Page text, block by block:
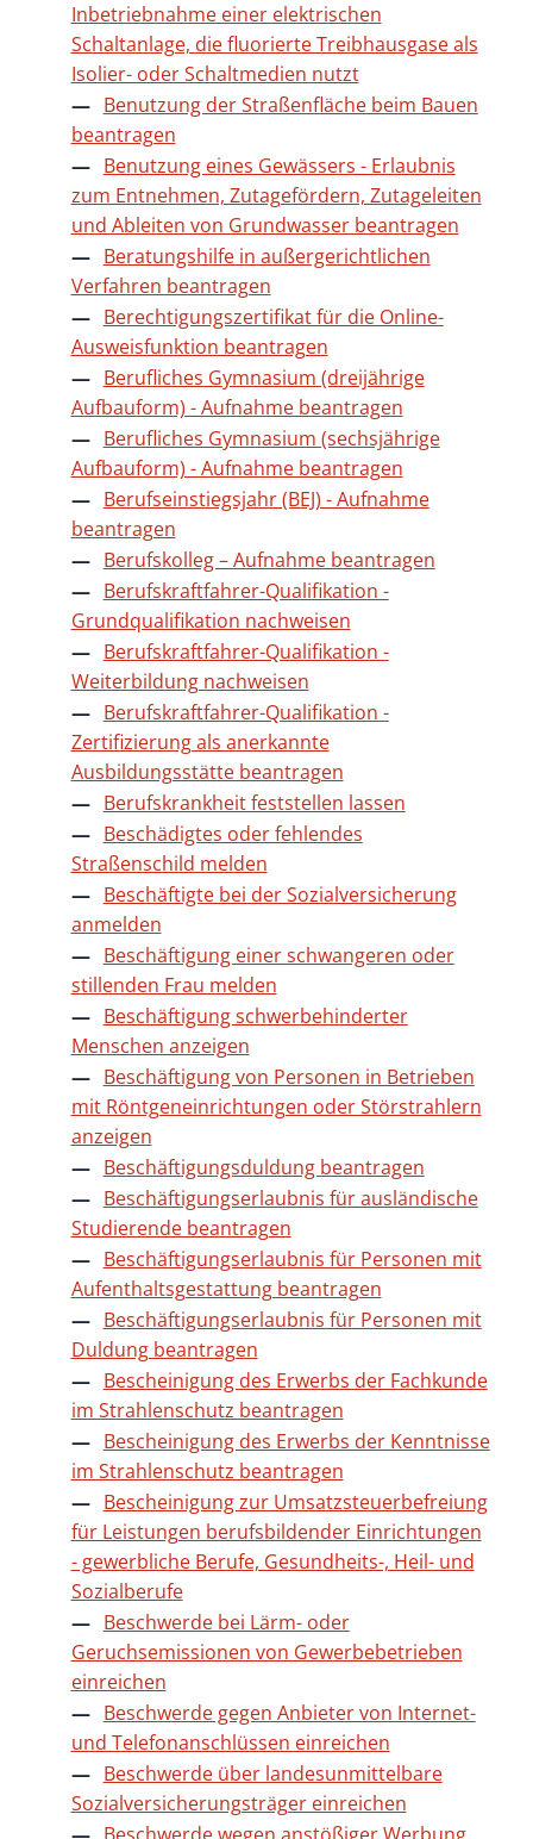
Inbetriebnahme einer elektrischen
Schaltanlage, die fluorierte Treibhausgase als
Isolier- oder Schaltmedien nutzt
Benutzung der Straßenfläche beim Bauen
beantragen
Benutzung eines Gewässers - Erlaubnis
zum Entnehmen, Zutagefördern, Zutageleiten
und Ableiten von Grundwasser beantragen
Beratungshilfe in außergerichtlichen
Verfahren beantragen
Berechtigungszertifikat für die Online-
Ausweisfunktion beantragen
Berufliches Gymnasium (dreijährige
Aufbauform) - Aufnahme beantragen
Berufliches Gymnasium (sechsjährige
Aufbauform) - Aufnahme beantragen
Berufseinstiegsjahr (BEJ) - Aufnahme
beantragen
Berufskolleg – Aufnahme beantragen
Berufskraftfahrer-Qualifikation -
Grundqualifikation nachweisen
Berufskraftfahrer-Qualifikation -
Weiterbildung nachweisen
Berufskraftfahrer-Qualifikation -
Zertifizierung als anerkannte
Ausbildungsstätte beantragen
Berufskrankheit feststellen lassen
Beschädigtes oder fehlendes
Straßenschild melden
Beschäftigte bei der Sozialversicherung
anmelden
Beschäftigung einer schwangeren oder
stillenden Frau melden
Beschäftigung schwerbehinderter
Menschen anzeigen
Beschäftigung von Personen in Betrieben
mit Röntgeneinrichtungen oder Störstrahlern
anzeigen
Beschäftigungsduldung beantragen
Beschäftigungserlaubnis für ausländische
Studierende beantragen
Beschäftigungserlaubnis für Personen mit
Aufenthaltsgestattung beantragen
Beschäftigungserlaubnis für Personen mit
Duldung beantragen
Bescheinigung des Erwerbs der Fachkunde
im Strahlenschutz beantragen
Bescheinigung des Erwerbs der Kenntnisse
im Strahlenschutz beantragen
Bescheinigung zur Umsatzsteuerbefreiung
für Leistungen berufsbildender Einrichtungen
- gewerbliche Berufe, Gesundheits-, Heil- und
Sozialberufe
Beschwerde bei Lärm- oder
Geruchsemissionen von Gewerbebetrieben
einreichen
Beschwerde gegen Anbieter von Internet-
und Telefonanschlüssen einreichen
Beschwerde über landesunmittelbare
Sozialversicherungsträger einreichen